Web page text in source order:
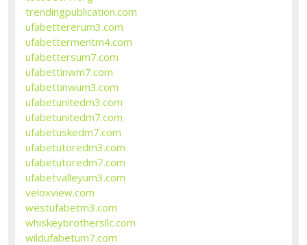
trendingpublication.com
ufabettererum3.com
ufabettermentm4.com
ufabettersum7.com
ufabettinwm7.com
ufabettinwum3.com
ufabetunitedm3.com
ufabetunitedm7.com
ufabetuskedm7.com
ufabetutoredm3.com
ufabetutoredm7.com
ufabetvalleyum3.com
veloxview.com
westufabetm3.com
whiskeybrothersllc.com
wildufabetum7.com